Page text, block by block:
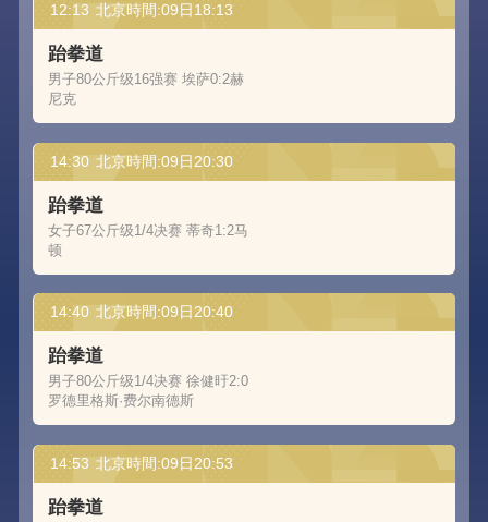
12:13 北京時間:09日18:13
跆拳道
男子80公斤级16强赛 埃萨0:2赫
尼克
14:30 北京時間:09日20:30
跆拳道
女子67公斤级1/4决赛 蒂奇1:2马
顿
14:40 北京時間:09日20:40
跆拳道
男子80公斤级1/4决赛 徐健旴2:0
罗德里格斯·费尔南德斯
14:53 北京時間:09日20:53
跆拳道